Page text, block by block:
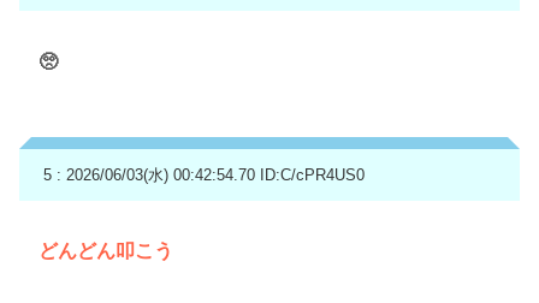
🥺
5 : 2026/06/03(水) 00:42:54.70 ID:C/cPR4US0
どんどん叩こう